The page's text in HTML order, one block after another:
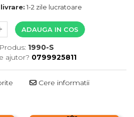
1-2 zile lucratoare
ADAUGA IN COS
1990-S
ajutor? 0799925811
Cere informatii